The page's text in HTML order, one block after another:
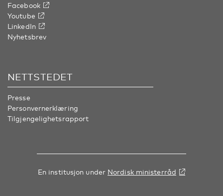
Facebook
Youtube
LinkedIn
Nyhetsbrev
NETTSTEDET
Presse
Personvernerklæring
Tilgjengelighetsrapport
En institusjon under Nordisk ministerråd